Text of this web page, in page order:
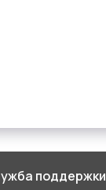
поддержки